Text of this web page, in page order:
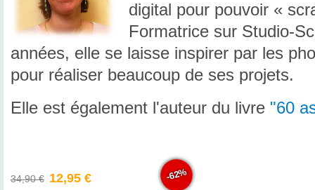
digital pour pouvoir «
Formatrice sur Studio-
années, elle se laisse inspirer par les
pour réaliser beaucoup de ses projets.
Elle est également l'auteur du livre "60
34,90 € 12,95 € -62%